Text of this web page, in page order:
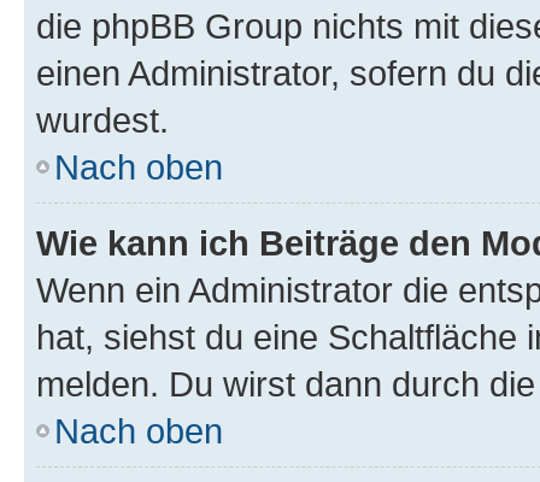
die phpBB Group nichts mit
einen Administrator, sofern du
wurdest.
Nach oben
Wie kann ich Beiträge den
Wenn ein Administrator die
hat, siehst du eine Schaltfläche
melden. Du wirst dann durch
Nach oben